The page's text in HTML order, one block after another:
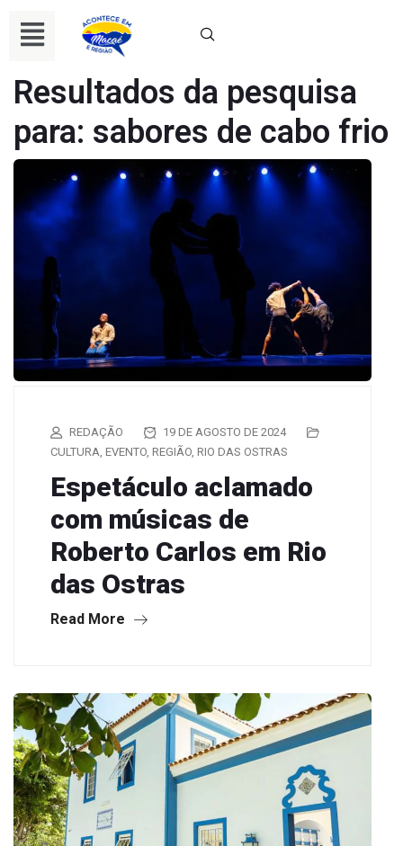
Resultados da pesquisa
para: sabores de cabo frio
REDAÇÃO
19 DE AGOSTO DE 2024
CULTURA EVENTO REGIÃO RIO DAS OSTRAS
Espetáculo aclamado
com músicas de
Roberto Carlos em Rio
das Ostras
Read More